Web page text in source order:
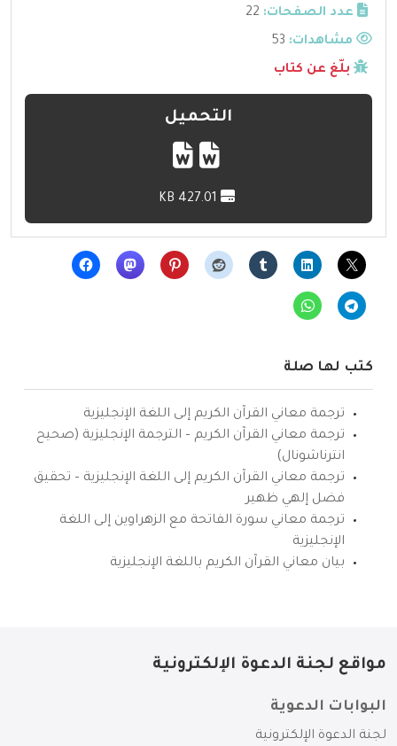
عدد الصفحات: 22
مشاهدات:
بلّغ عن كتاب
التحميل
كتب لها صلة
ترجمة معاني القرآن الكريم إلى اللغة الإنجليزية
ترجمة معاني القرآن الكريم – الترجمة الإنجليزية (صحيح
انترناشونال)
ترجمة معاني القرآن الكريم إلى اللغة الإنجليزية – تحقيق
فضل إلهي ظهير
ترجمة معاني سورة الفاتحة مع الزهراوين إلى اللغة
الإنجليزية
بيان معاني القرآن الكريم باللغة الإنجليزية
مواقع لجنة الدعوة الإلكترونية
البوابات الدعوية
لجنة الدعوة الإلكترونية